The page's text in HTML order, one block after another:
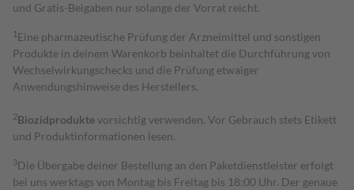
und Gratis-Beigaben nur solange der Vorrat reicht.
1 Eine pharmazeutische Prüfung der Arzneimittel und sonstigen
Produkte in deinem Warenkorb beinhaltet die Durchführung von
Wechselwirkungschecks und die Prüfung etwaiger
Anwendungshinweise des Herstellers.
2Biozidproduktevorsichtig verwenden. Vor Gebrauch stets Etikett
und Produktinformationen lesen.
3Die Übergabe deiner Bestellung an den Paketdienstleister erfolgt
bei uns werktags von Montag bis Freitag bis 18:00 Uhr. Der genaue